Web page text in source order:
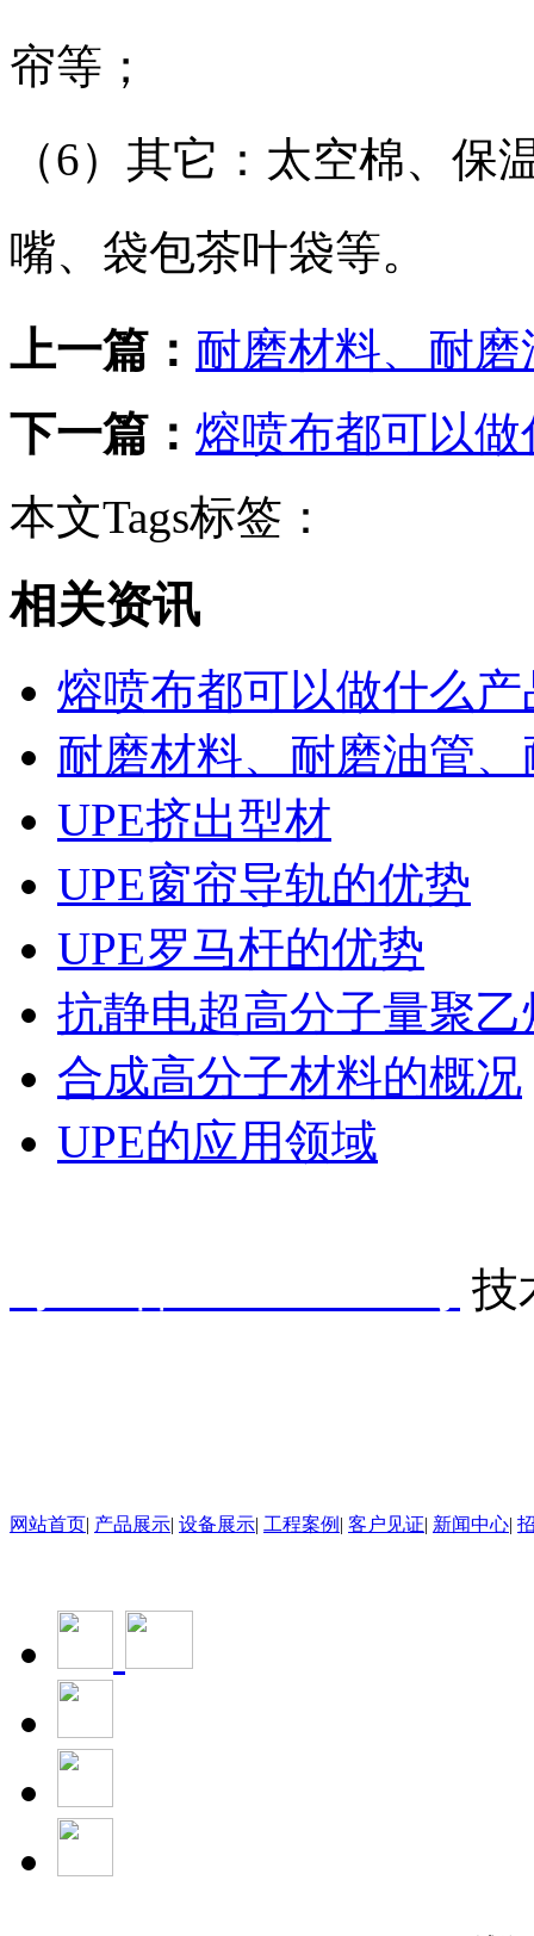
帘等；
（6）其它：太空棉、
嘴、袋包茶叶袋等。
上一篇： 耐磨材料、耐
下一篇： 熔喷布都可以
本文Tags标签：
相关资讯
熔喷布都可以做什么
耐磨材料、耐磨油管
UPE挤出型材
UPE窗帘导轨的优势
UPE罗马杆的优势
抗静电超高分子量聚乙
合成高分子材料的概况
UPE的应用领域
技
网站首页| 产品展示| 设备展示| 工程案例 | 客户见证| 新闻中心|